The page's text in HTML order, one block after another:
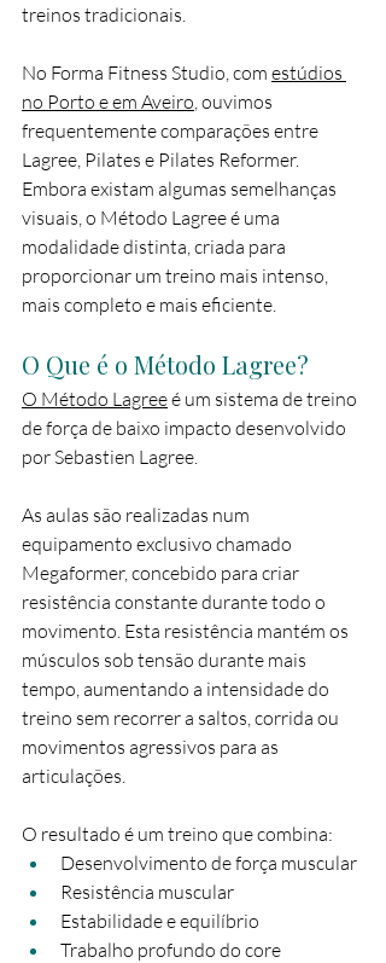
treinos tradicionais.
No Forma Fitness Studio, com estúdios
no Porto e em Aveiro, ouvimos
frequentemente comparações entre
Lagree, Pilates e Pilates Reformer.
Embora existam algumas semelhanças
visuais, o Método Lagree é uma
modalidade distinta, criada para
proporcionar um treino mais intenso,
mais completo e mais eficiente.
O Que é o Método Lagree?
O Método Lagree é um sistema de treino
de força de baixo impacto desenvolvido
por Sebastien Lagree.
As aulas são realizadas num
equipamento exclusivo chamado
Megaformer, concebido para criar
resistência constante durante todo o
movimento. Esta resistência mantém os
músculos sob tensão durante mais
tempo, aumentando a intensidade do
treino sem recorrer a saltos, corrida ou
movimentos agressivos para as
articulações.
O resultado é um treino que combina:
Desenvolvimento de força muscular
Resistência muscular
Estabilidade e equilíbrio
Trabalho profundo do core